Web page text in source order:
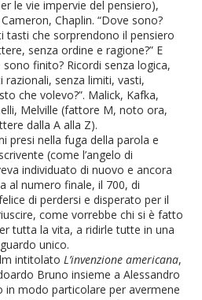
le vie impervie del pensiero),
Chaplin. “Dove sono?
tasti che sorprendono il pensiero
senza ordine e ragione?” E
finito? Ricordi senza logica,
senza limiti, vasti,
che volevo?”. Malick, Kafka,
Melville (fattore M, noto ora,
dalla A alla Z).
presi nella fuga della parola e
(come l’angelo di
individuato di nuovo e ancora
al numero finale, il 700, di
di perdersi e disperato per il
come vorrebbe chi si è fatto
tutta la vita, a ridirle tutte in una
unico.
intitolatoL’invenzione americana,
Bruno insieme a Alessandro
in modo particolare per avermene